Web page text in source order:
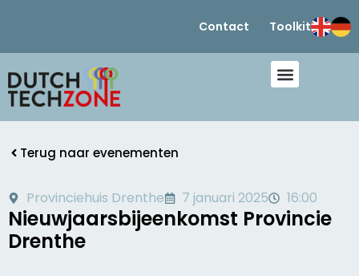
Contact Toolkit
Terug naar evenementen
Provinciehuis Drenthe 7 januari 2025 16:00
Nieuwjaarsbijeenkomst Provincie
Drenthe